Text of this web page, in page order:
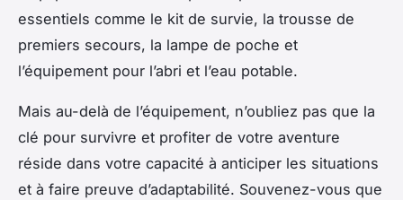
essentiels comme le kit de survie, la trousse de
premiers secours, la lampe de poche et
l’équipement pour l’abri et l’eau potable.
Mais au-delà de l’équipement, n’oubliez pas que la
clé pour survivre et profiter de votre aventure
réside dans votre capacité à anticiper les situations
et à faire preuve d’adaptabilité. Souvenez-vous que